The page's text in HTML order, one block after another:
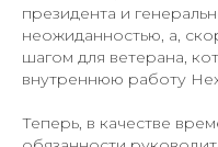
президента и
неожиданностью, а,
шагом для ветерана,
внутреннюю работу
Теперь, в качестве